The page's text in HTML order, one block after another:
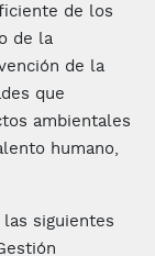
de los
de la
de la
que
ambientales
humano,
siguientes